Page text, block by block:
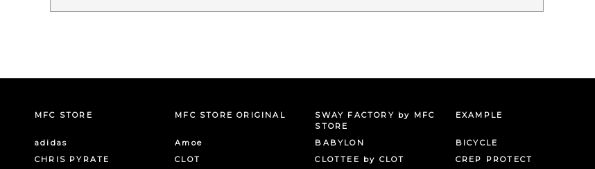
MFC STORE MFC STORE ORIGINAL
SWAY FACTORY by MFC
STORE
EXAMPLE
adidas Amoe BABYLON BICYCLE
CHRIS PYRATE
CLOT CLOTTEE by CLOT CREP PROTECT